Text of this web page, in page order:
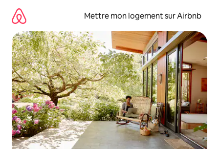
directement
contenu
Mettre mon logement sur Airbnb